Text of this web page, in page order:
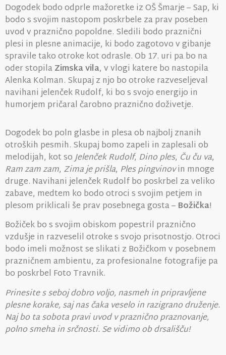
Dogodek bodo odprle mažoretke iz OŠ Šmarje – Sap, ki
bodo s svojim nastopom poskrbele za prav poseben
uvod v praznično popoldne. Sledili bodo praznični
plesi in plesne animacije, ki bodo zagotovo v gibanje
spravile tako otroke kot odrasle. Ob 17. uri pa bo na
oder stopilaZimska vila, v vlogi katere bo nastopila
Alenka Kolman. Skupaj z njo bo otroke razveseljeval
navihani jelenček Rudolf, ki bo s svojo energijo in
humorjem pričaral čarobno praznično doživetje.
Dogodek bo poln glasbe in plesa ob najbolj znanih
otroških pesmih. Skupaj bomo zapeli in zaplesali ob
melodijah, kot soJelenček Rudolf, Dino ples, Ču ču va,
Ram zam zam, Zima je prišla, Ples pingvinovin mnoge
druge. Navihani jelenček Rudolf bo poskrbel za veliko
zabave, medtem ko bodo otroci s svojim petjem in
plesom priklicali še prav posebnega gosta – Božička!
Božiček bo s svojim obiskom popestril praznično
vzdušje in razveselil otroke s svojo prisotnostjo. Otroci
bodo imeli možnost se slikati z Božičkom v posebnem
prazničnem ambientu, za profesionalne fotografije pa
bo poskrbel Foto Travnik.
Prinesite s seboj dobro voljo, nasmeh in pripravljene
plesne korake, saj nas čaka veselo in razigrano druženje.
Naj bo ta sobota pravi uvod v praznično praznovanje,
polno smeha in srčnosti. Se vidimo ob drsališču!